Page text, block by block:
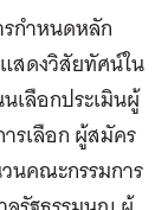
กำหนดหลัก
สดงวิสัยทัศน์ใน
เลือกประเมินผู้
รเลือก ผู้สมัคร
นคณะกรรมการ